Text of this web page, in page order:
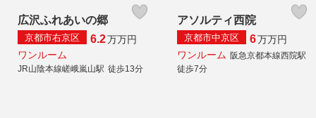
広沢ふれあいの郷
京都市右京区 6.2万万円
ワンルーム
JR山陰本線嵯峨嵐山駅 徒歩13分
アソルティ西院
京都市中京区 6万万円
ワンルーム 阪急京都本線西院駅
徒歩7分